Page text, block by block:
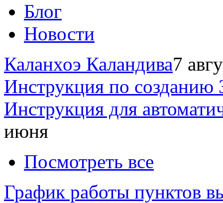
Блог
Новости
Каланхоэ Каландива7
Инструкция по созданию
Инструкция для
июня
Посмотреть все
График работы пунктов